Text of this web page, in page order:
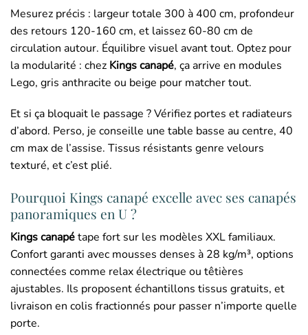
Mesurez précis : largeur totale 300 à 400 cm, profondeur
des retours 120-160 cm, et laissez 60-80 cm de
circulation autour. Équilibre visuel avant tout. Optez pour
la modularité : chez Kings canapé, ça arrive en modules
Lego, gris anthracite ou beige pour matcher tout.
Et si ça bloquait le passage ? Vérifiez portes et radiateurs
d’abord. Perso, je conseille une table basse au centre, 40
cm max de l’assise. Tissus résistants genre velours
texturé, et c’est plié.
Pourquoi Kings canapé excelle avec ses canapés
panoramiques en U ?
Kings canapétape fort sur les modèles XXL familiaux.
Confort garanti avec mousses denses à 28 kg/m³, options
connectées comme relax électrique ou têtières
ajustables. Ils proposent échantillons tissus gratuits, et
livraison en colis fractionnés pour passer n’importe quelle
porte.